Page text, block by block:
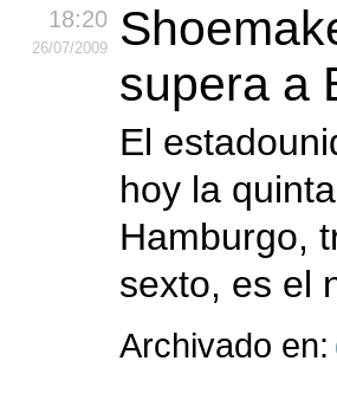
18:20
26/07/2009
supera a
El
hoy la
Hamburgo,
sexto, es el
Archivado en: